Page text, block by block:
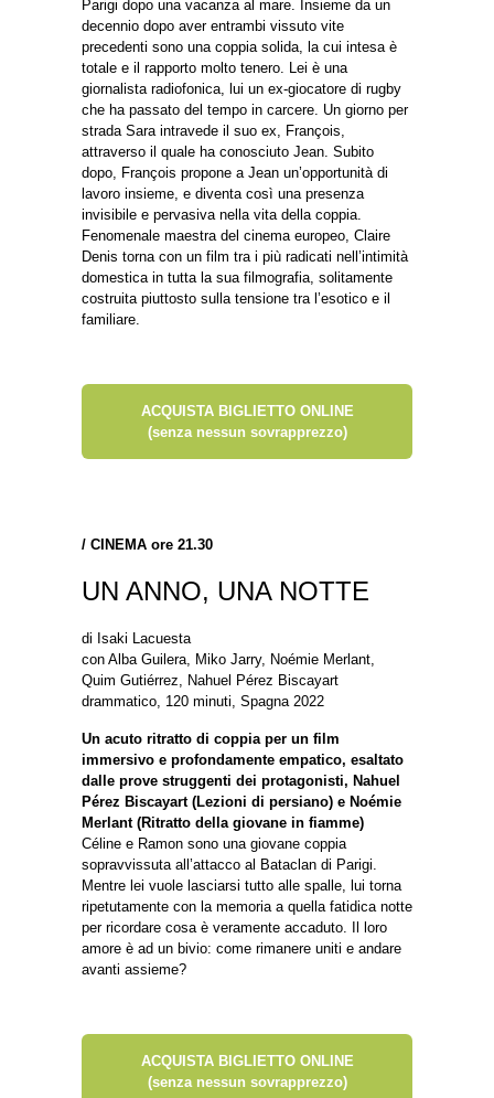
Parigi dopo una vacanza al mare. Insieme da un
decennio dopo aver entrambi vissuto vite
precedenti sono una coppia solida, la cui intesa è
totale e il rapporto molto tenero. Lei è una
giornalista radiofonica, lui un ex-giocatore di rugby
che ha passato del tempo in carcere. Un giorno per
strada Sara intravede il suo ex, François,
attraverso il quale ha conosciuto Jean. Subito
dopo, François propone a Jean un’opportunità di
lavoro insieme, e diventa così una presenza
invisibile e pervasiva nella vita della coppia.
Fenomenale maestra del cinema europeo, Claire
Denis torna con un film tra i più radicati nell’intimità
domestica in tutta la sua filmografia, solitamente
costruita piuttosto sulla tensione tra l’esotico e il
familiare.
ACQUISTA BIGLIETTO ONLINE
(senza nessun sovrapprezzo)
/ CINEMA ore 21.30
UN ANNO, UNA NOTTE
di Isaki Lacuesta
con Alba Guilera, Miko Jarry, Noémie Merlant,
Quim Gutiérrez, Nahuel Pérez Biscayart
drammatico, 120 minuti, Spagna 2022
Un acuto ritratto di coppia per un film
immersivo e profondamente empatico, esaltato
dalle prove struggenti dei protagonisti, Nahuel
Pérez Biscayart (Lezioni di persiano) e Noémie
Merlant (Ritratto della giovane in fiamme)
Céline e Ramon sono una giovane coppia
sopravvissuta all’attacco al Bataclan di Parigi.
Mentre lei vuole lasciarsi tutto alle spalle, lui torna
ripetutamente con la memoria a quella fatidica notte
per ricordare cosa è veramente accaduto. Il loro
amore è ad un bivio: come rimanere uniti e andare
avanti assieme?
ACQUISTA BIGLIETTO ONLINE
(senza nessun sovrapprezzo)